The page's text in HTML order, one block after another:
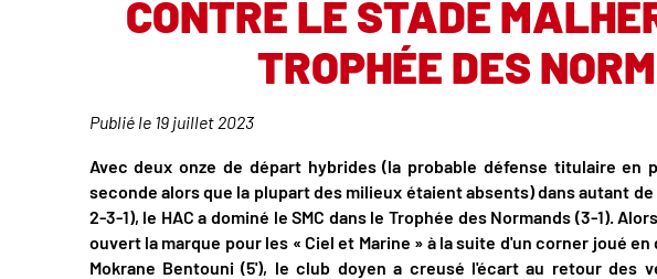
CONTRE LE STADE
TROPHÉE DES
Publié le 19 juillet 2023
Avec deux onze de départ hybrides (la probable défense titulaire en
seconde alors que la plupart des milieux étaient absents) dans autant
2-3-1), le HAC a dominé le SMC dans le Trophée des Normands (3-1).
ouvert la marque pour les « Ciel et Marine » à la suite d'un corner joué
Mokrane Bentouni (5'), le club doyen a creusé l'écart au retour des